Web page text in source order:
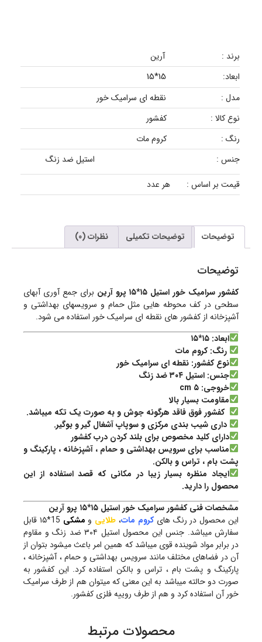
برند :
آرین
ابعاد:
15*15
مدل :
نقطه ای سرامیک خور
نوع کالا :
کفشور
رنگ :
کروم مات
جنس :
استیل ضد زنگ
قیمت بر اساس :
هر عدد
توضیحات توضیحات تکمیلی نظرات (0)
توضیحات
کفشور سرامیک خور استیل ۱۵*۱۵ پرو آرین
برای جمع آوری آبهای
سطحی در کف محوطه هایی مثل حمام و سرویسهای بهداشتی و
آشپزخانه از کفشور های نقطه ای سرامیک خور استفاده می شود.
ابعاد: ۱۵*۱۵
رنگ: کروم مات
نوع کفشور: نقطه ای سرامیک خور
جنس: استیل ۳۰۴ ضد زنگ
خروجی: ۵ cm
مقاومت بسیار بالا
کفشور فوق فاقد هرگونه جوش و به صورت یک تکه میباشد.
داری شیب بندی مرکزی و سوپاپ آشغال گیر و بوگیر.
دارای کلید مخصوص برای بلند کردن درب کفشور
مناسب برای سرویس بهداشتی و حمام ، آشپزخانه ، پارکینگ و
پشت بام ، تراس و بالکن.
ایجاد منظره بسیار زیبا در مکانی که قصد استفاده از این
محصول را دارید.
مشخصات فنی کفشور سرامیک خور استیل ۱۵*۱۵ پرو آرین
این محصول در رنگ هایکروم مات، طلایی و مشکی
15*۱۵ قابل
سفارش میباشد. جنس این محصول استیل ۳۰۴ ضد زنگ و مقاوم
در برابر مواد شوینده قوی میباشد که همین امر باعث میشود بتوان از
آن در فضاهای مختلف مانند سرویس بهداشتی و حمام ، آشپزخانه ،
پارکینگ و پشت بام ، تراس و بالکن استفاده کرد. این کفشور به
صورت دو حالته میباشد به این معنی که میتوان هم از طرف سرامیک
خور آن استفاده کرد و هم از طرف روییه فلزی کفشور.
محصولات مرتبط